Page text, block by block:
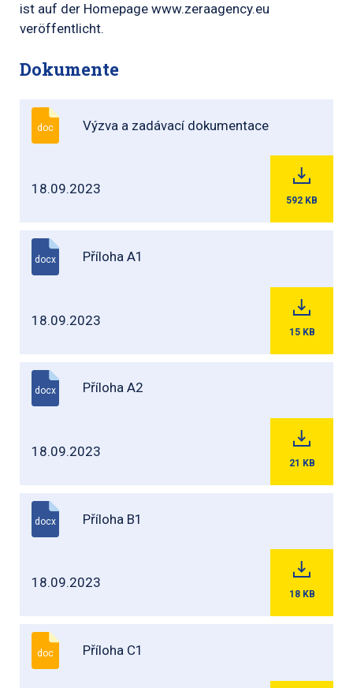
ist auf der Homepage www.zeraagency.eu
veröffentlicht.
Dokumente
doc Výzva a zadávací dokumentace
18.09.2023
592 KB
docx Příloha A1
18.09.2023
15 KB
docx Příloha A2
18.09.2023
21 KB
docx Příloha B1
18.09.2023
18 KB
doc Příloha C1